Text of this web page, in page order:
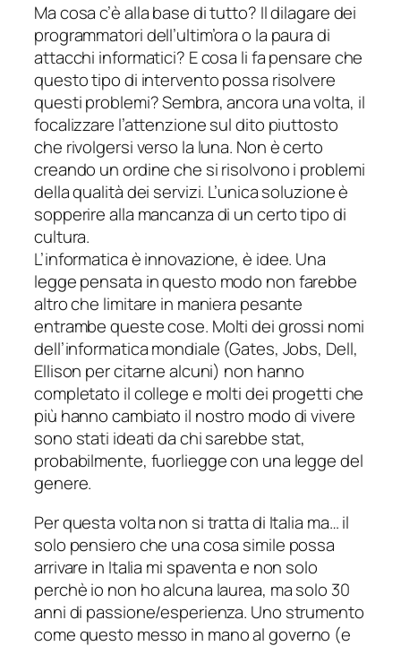
Ma cosa c’è alla base di tutto? Il dilagare dei
programmatori dell’ultim’ora o la paura di
attacchi informatici? E cosa li fa pensare che
questo tipo di intervento possa risolvere
questi problemi? Sembra, ancora una volta, il
focalizzare l’attenzione sul dito piuttosto
che rivolgersi verso la luna. Non è certo
creando un ordine che si risolvono i problemi
della qualità dei servizi. L’unica soluzione è
sopperire alla mancanza di un certo tipo di
cultura.
L’informatica è innovazione, è idee. Una
legge pensata in questo modo non farebbe
altro che limitare in maniera pesante
entrambe queste cose. Molti dei grossi nomi
dell’informatica mondiale (Gates, Jobs, Dell,
Ellison per citarne alcuni) non hanno
completato il college e molti dei progetti che
più hanno cambiato il nostro modo di vivere
sono stati ideati da chi sarebbe stat,
probabilmente, fuorliegge con una legge del
genere.
Per questa volta non si tratta di Italia ma… il
solo pensiero che una cosa simile possa
arrivare in Italia mi spaventa e non solo
perchè io non ho alcuna laurea, ma solo 30
anni di passione/esperienza. Uno strumento
come questo messo in mano al governo (e